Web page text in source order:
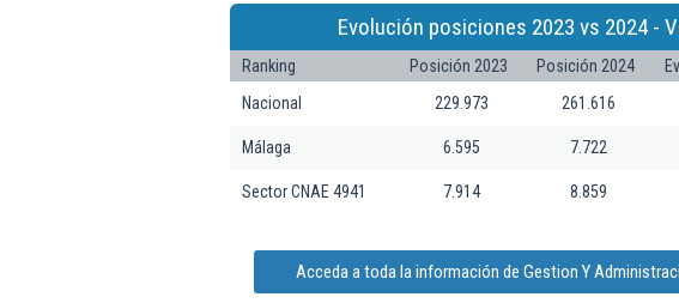
Evolución posiciones 2023 vs 2024 -
Ranking Posición 2023 Posición 2024
Nacional
229.973 261.616
Málaga 6.595 7.722
Sector CNAE 4941 7.914 8.859
Acceda a toda la información de Gestion Y